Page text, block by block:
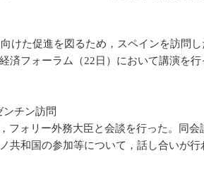
た促進を図るため，スペインを訪問
フォーラム（22日）において講演を
ンチン訪問
ォリー外務大臣と会談を行った。同
和国の参加等について，話し合いが